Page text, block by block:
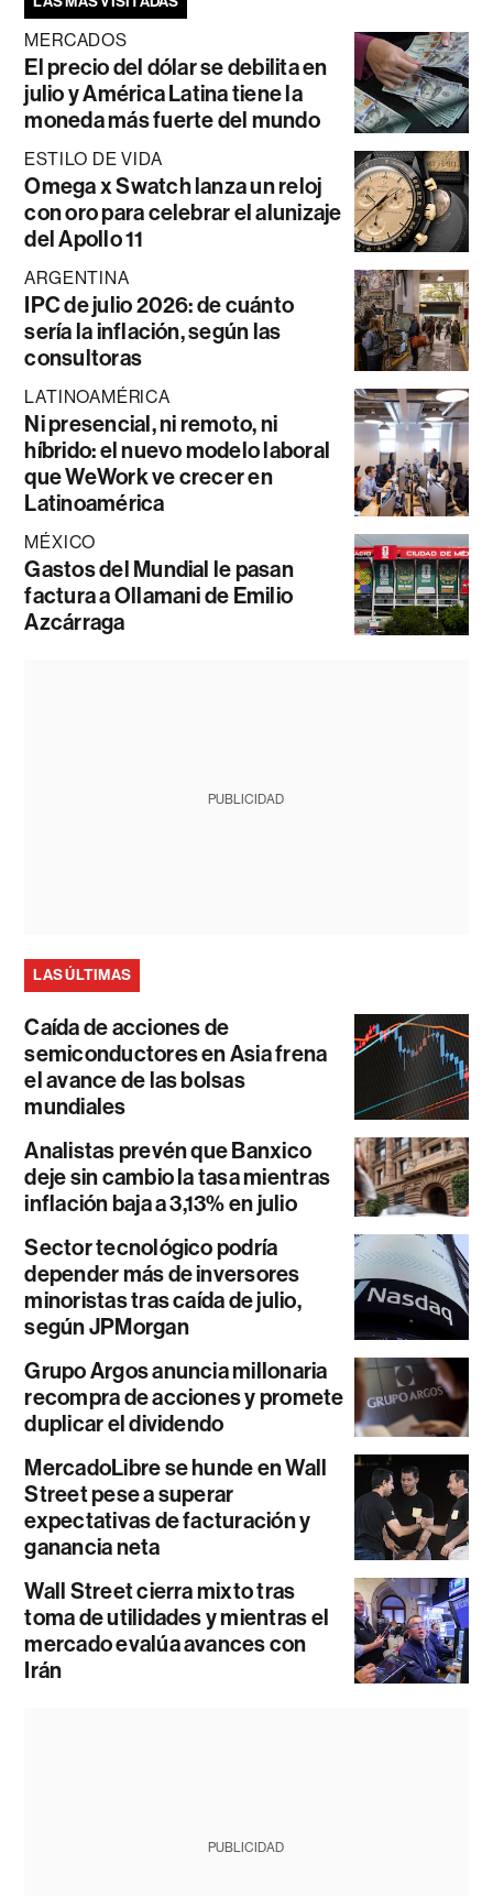
MERCADOS
El precio del dólar se debilita en
julio y América Latina tiene la
moneda más fuerte del mundo
ESTILO DE VIDA
Omega x Swatch lanza un reloj
con oro para celebrar el alunizaje
del Apollo 11
ARGENTINA
IPC de julio 2026: de cuánto
sería la inflación, según las
consultoras
LATINOAMÉRICA
Ni presencial, ni remoto, ni
híbrido: el nuevo modelo laboral
que WeWork ve crecer en
Latinoamérica
MÉXICO
Gastos del Mundial le pasan
factura a Ollamani de Emilio
Azcárraga
PUBLICIDAD
LAS ÚLTIMAS
Caída de acciones de
semiconductores en Asia frena
el avance de las bolsas
mundiales
Analistas prevén que Banxico
deje sin cambio la tasa mientras
inflación baja a 3,13% en julio
Sector tecnológico podría
depender más de inversores
minoristas tras caída de julio,
según JPMorgan
Grupo Argos anuncia millonaria
recompra de acciones y promete
duplicar el dividendo
MercadoLibre se hunde en Wall
Street pese a superar
expectativas de facturación y
ganancia neta
Wall Street cierra mixto tras
toma de utilidades y mientras el
mercado evalúa avances con
Irán
PUBLICIDAD